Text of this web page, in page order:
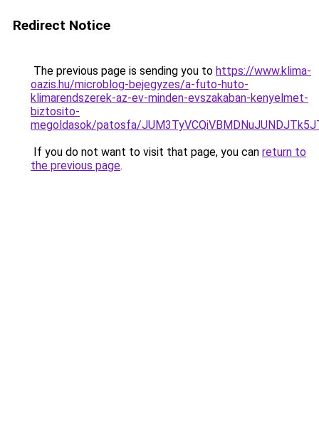
Redirect Notice
The previous page is sending you to https://www.klima-
oazis.hu/microblog-bejegyzes/a-futo-huto-
klimarendszerek-az-ev-minden-evszakaban-kenyelmet-
biztosito-
megoldasok/patosfa/
If you do not want to visit that page, you can return to
the previous page.